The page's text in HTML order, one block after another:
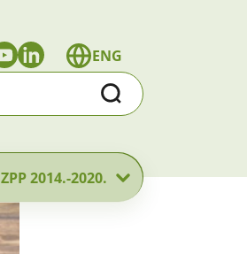
ENG
Traži
ZPP 2014.-2020.